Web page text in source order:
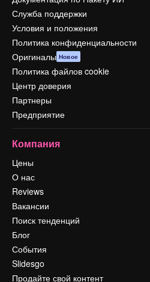
Служба поддержки
Условия и положения
Политика конфиденциальности
Оригиналы Новое
Политика файлов cookie
Центр доверия
Партнеры
Предприятие
Компания
Цены
О нас
Reviews
Вакансии
Поиск тенденций
Блог
События
Slidesgo
Продайте свой контент